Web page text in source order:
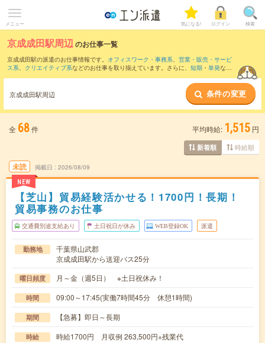
メニュー 気になる! ログイン 検索
京成成田駅周辺のお仕事一覧
京成成田駅の派遣のお仕事情報です。 オフィスワーク・事務系、 営業・販売・サービ
ス系、 クリエイティブ系などのお仕事を取り揃えています。さらに、 短期 ・ 単発など
また、空港第２ビル(鉄道)駅 成田空港(鉄道)駅など
近隣駅のお仕事もご確認いただけます。
京成成田駅周辺 条件の変更
全 68件 平均時給: 1,515 円
新着順 時給順
未読
NEW
掲載日 2026/08/09
【芝山】貿易経験活かせる！1700円！長期！
貿易事務のお仕事
交通費別途支給あり 土日祝日が休み WEB登録OK 派遣
勤務地
千葉県山武郡
京成成田駅から送迎バス25分
曜日頻度 月～金（週5日） ※土日祝休み！
時間 09:00～17:45(実働7時間45分 休憩1時間)
期間 【急募】即日～長期
時給 時給1700円 月収例 263,500円+残業代